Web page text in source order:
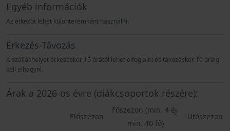
Egyéb információk
Az étkezőt lehet különteremként használni.
Érkezés-Távozás
A szálláshelyet érkezéskor 15 órától lehet elfoglalni és távozáskor 10 óráig
kell elhagyni.
Árak a 2026-os évre (diákcsoportok részére):
Előszezon
Főszezon (min. 4 éj,
min. 40 fő)
Utószezon